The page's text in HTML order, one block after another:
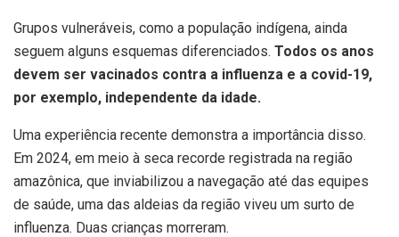
Grupos vulneráveis, como a população indígena, ainda
seguem alguns esquemas diferenciados. Todos os anos
devem ser vacinados contra a influenza e a covid-19,
por exemplo, independente da idade.
Uma experiência recente demonstra a importância disso.
Em 2024, em meio à seca recorde registrada na região
amazônica, que inviabilizou a navegação até das equipes
de saúde, uma das aldeias da região viveu um surto de
influenza. Duas crianças morreram.